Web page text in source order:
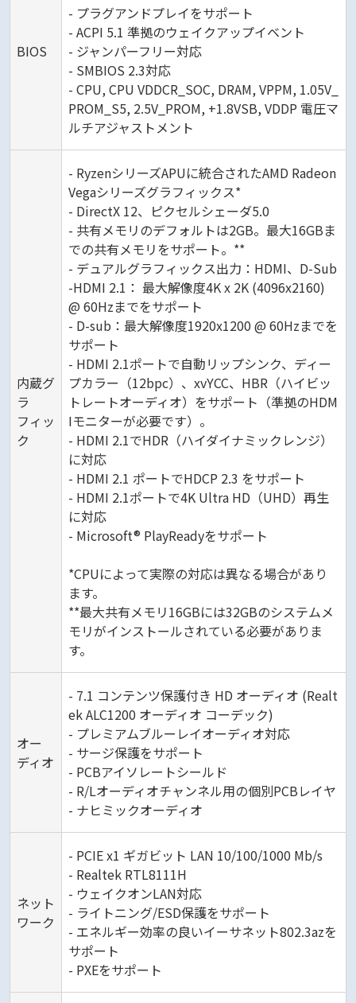
BIOS
- プラグアンドプレイをサポート
- ACPI 5.1 準拠のウェイクアップイベント
- ジャンパーフリー対応
- SMBIOS 2.3対応
- CPU, CPU VDDCR_SOC, DRAM, VPPM, 1.05V_
PROM_S5, 2.5V_PROM, +1.8VSB, VDDP 電圧マ
ルチアジャストメント
内蔵グ
ラ
フィッ
ク
- RyzenシリーズAPUに統合されたAMD Radeon
Vegaシリーズグラフィックス*
- DirectX 12、ピクセルシェーダ5.0
- 共有メモリのデフォルトは2GB。最大16GBま
での共有メモリをサポート。**
- デュアルグラフィックス出力：HDMI、D-Sub
-HDMI 2.1： 最大解像度4K x 2K (4096x2160)
@ 60Hzまでをサポート
- D-sub：最大解像度1920x1200 @ 60Hzまでを
サポート
- HDMI 2.1ポートで自動リップシンク、ディー
プカラー（12bpc）、xvYCC、HBR（ハイビッ
トレートオーディオ）をサポート（準拠のHDM
Iモニターが必要です）。
- HDMI 2.1でHDR（ハイダイナミックレンジ）
に対応
- HDMI 2.1 ポートでHDCP 2.3 をサポート
- HDMI 2.1ポートで4K Ultra HD（UHD）再生
に対応
- Microsoft® PlayReadyをサポート
*CPUによって実際の対応は異なる場合があり
ます。
**最大共有メモリ16GBには32GBのシステムメ
モリがインストールされている必要がありま
す。
オー
ディオ
- 7.1 コンテンツ保護付き HD オーディオ (Realt
ek ALC1200 オーディオ コーデック)
- プレミアムブルーレイオーディオ対応
- サージ保護をサポート
- PCBアイソレートシールド
- R/Lオーディオチャンネル用の個別PCBレイヤ
- ナヒミックオーディオ
ネット
ワーク
- PCIE x1 ギガビット LAN 10/100/1000 Mb/s
- Realtek RTL8111H
- ウェイクオンLAN対応
- ライトニング/ESD保護をサポート
- エネルギー効率の良いイーサネット802.3azを
サポート
- PXEをサポート